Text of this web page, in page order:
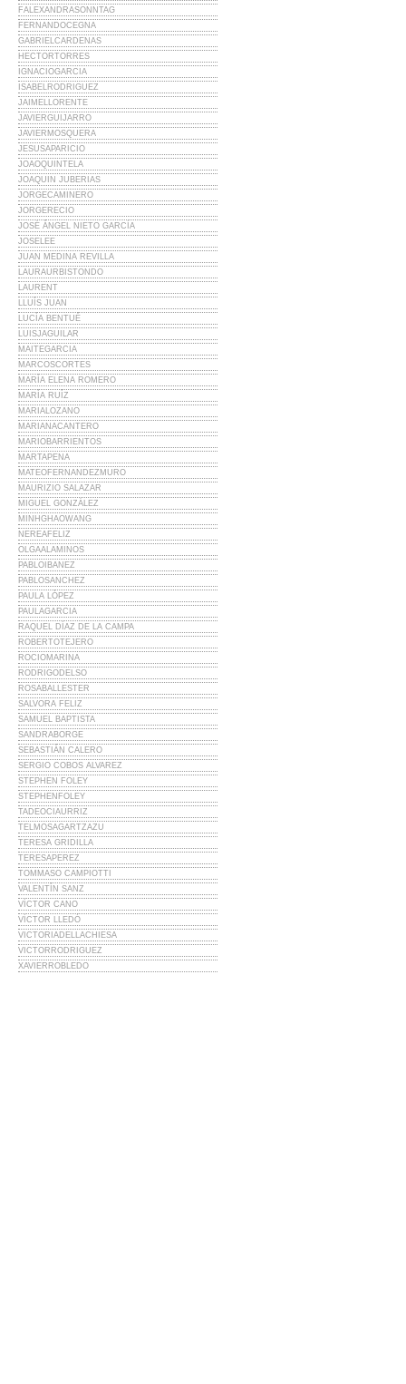
FALEXANDRASONNTAG
FERNANDOCEGNA
GABRIELCARDENAS
HECTORTORRES
IGNACIOGARCIA
ISABELRODRIGUEZ
JAIMELLORENTE
JAVIERGUIJARRO
JAVIERMOSQUERA
JESUSAPARICIO
JOAOQUINTELA
JOAQUIN JUBERIAS
JORGECAMINERO
JORGERECIO
JOSÉ ÁNGEL NIETO GARCÍA
JOSELEE
JUAN MEDINA REVILLA
LAURAURBISTONDO
LAURENT
LLUÍS JUAN
LUCÍA BENTUÉ
LUISJAGUILAR
MAITEGARCIA
MARCOSCORTES
MARÍA ELENA ROMERO
MARÍA RUÍZ
MARIALOZANO
MARIANACANTERO
MARIOBARRIENTOS
MARTAPENA
MATEOFERNANDEZMURO
MAURIZIO SALAZAR
MIGUEL GONZÁLEZ
MINHGHAOWANG
NEREAFELIZ
OLGAALAMINOS
PABLOIBANEZ
PABLOSANCHEZ
PAULA LÓPEZ
PAULAGARCIA
RAQUEL DÍAZ DE LA CAMPA
ROBERTOTEJERO
ROCIOMARINA
RODRIGODELSO
ROSABALLESTER
SALVORA FELIZ
SAMUEL BAPTISTA
SANDRABORGE
SEBASTIÁN CALERO
SERGIO COBOS ALVAREZ
STEPHEN FOLEY
STEPHENFOLEY
TADEOCIAURRIZ
TELMOSAGARTZAZU
TERESA GRIDILLA
TERESAPEREZ
TOMMASO CAMPIOTTI
VALENTÍN SANZ
VÍCTOR CANO
VÍCTOR LLEDÓ
VICTORIADELLACHIESA
VICTORRODRIGUEZ
XAVIERROBLEDO